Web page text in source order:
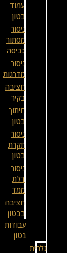
עמוד
בטון
ניסור
מסתור
כביסה
ניסור
מדרגות
חציבה
בקיר
חיתוך
בטון
ניסור
תקרת
בטון
ניסור
דלת
ממד
חציבה
בבטון
עבודות
בטון
גלריית